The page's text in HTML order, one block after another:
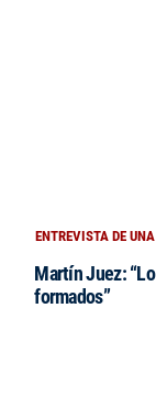
ENTREVISTA DE UNA
Martín Juez:
formados”